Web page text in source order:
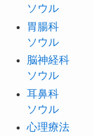
ソウル
胃腸科
ソウル
脳神経科
ソウル
耳鼻科
ソウル
心理療法